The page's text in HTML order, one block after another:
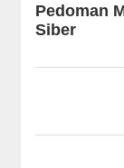
Pedoman
Siber